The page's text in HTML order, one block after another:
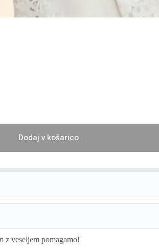
Dodaj v košarico
z veseljem pomagamo!